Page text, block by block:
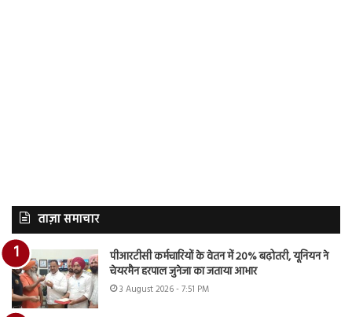
ताज़ा समाचार
पीआरटीसी कर्मचारियों के वेतन में 20% बढ़ोतरी, यूनियन ने
चेयरमैन हरपाल जुनेजा का जताया आभार
3 August 2026 - 7:51 PM